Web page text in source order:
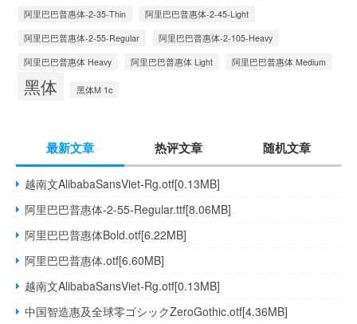
阿里巴巴普惠体-2-35-Thin
阿里巴巴普惠体-2-45-Light
阿里巴巴普惠体-2-55-Regular
阿里巴巴普惠体-2-105-Heavy
阿里巴巴普惠体 Heavy
阿里巴巴普惠体 Light 阿里巴巴普惠体 Medium
黑体 黑体M 1c
最新文章 热评文章 随机文章
越南文AlibabaSansViet-Rg.otf[0.13MB]
阿里巴巴普惠体-2-55-Regular.ttf[8.06MB]
阿里巴巴普惠体Bold.otf[6.22MB]
阿里巴巴普惠体.otf[6.60MB]
越南文AlibabaSansViet-Rg.otf[0.13MB]
中国智造惠及全球零ゴシックZeroGothic.otf[4.36MB]